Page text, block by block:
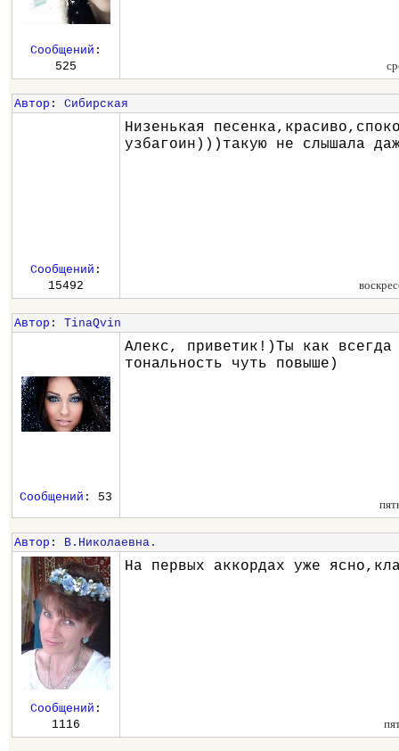
Сообщений :
525
Автор : Сибирская
Низенькая
узбагоин)))такую не слышала
Сообщений :
15492
Автор : TinaQvin
Алекс, приветик!)Ты как
тональность чуть повыше)
Сообщений : 53
Автор : В.Николаевна.
На первых аккордах уже
Сообщений :
1116